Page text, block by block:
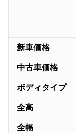
新車価格
中古車価格
ボディタイプ
全高
全幅